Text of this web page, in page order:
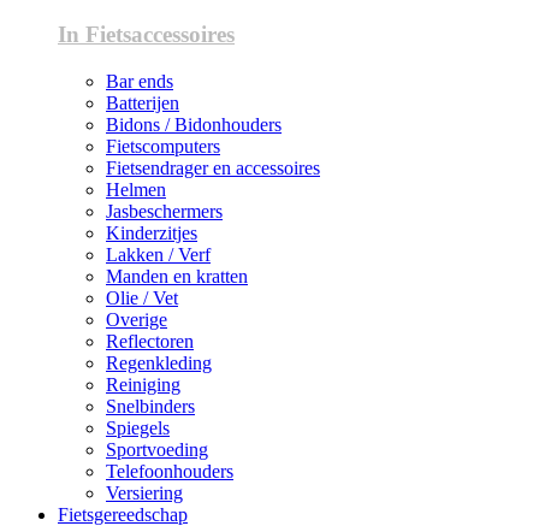
In Fietsaccessoires
Bar ends
Batterijen
Bidons / Bidonhouders
Fietscomputers
Fietsendrager en accessoires
Helmen
Jasbeschermers
Kinderzitjes
Lakken / Verf
Manden en kratten
Olie / Vet
Overige
Reflectoren
Regenkleding
Reiniging
Snelbinders
Spiegels
Sportvoeding
Telefoonhouders
Versiering
Fietsgereedschap